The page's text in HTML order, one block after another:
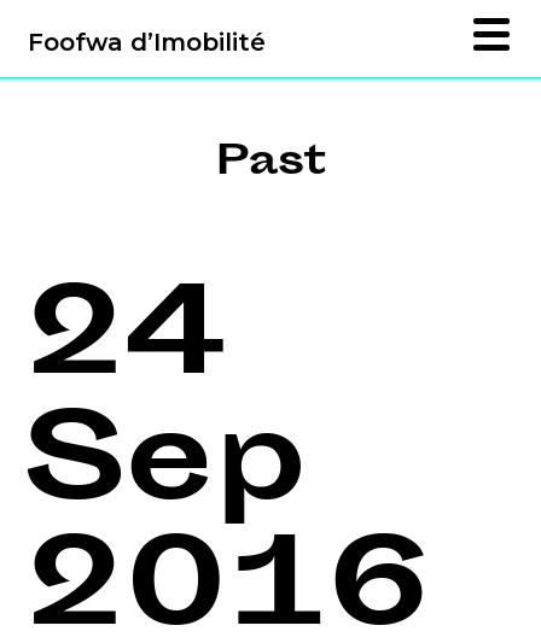
Foofwa d’Imobilité
Past
24
Sep
2016